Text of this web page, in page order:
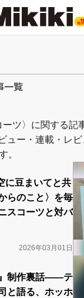
一覧
ツ〉に関する記
ュー・連載・レ
。
に豆まいてと共
らのこと〉を毎
スコーツと対バ
2026年03月01日
制作裏話――テ
と語る、ホッホ